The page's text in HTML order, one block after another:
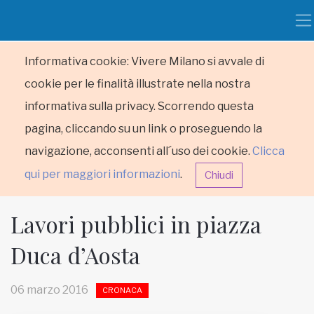
Informativa cookie: Vivere Milano si avvale di
cookie per le finalità illustrate nella nostra
informativa sulla privacy. Scorrendo questa
pagina, cliccando su un link o proseguendo la
navigazione, acconsenti all´uso dei cookie. Clicca
qui per maggiori informazioni. Chiudi
HOME
Lavori pubblici in piazza
Duca d’Aosta
06 marzo 2016 CRONACA